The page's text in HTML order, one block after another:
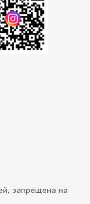
запрещена на